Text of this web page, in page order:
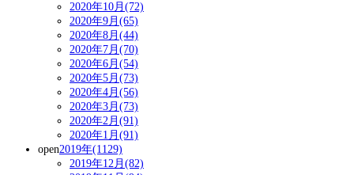
2020年10月(72)
2020年9月(65)
2020年8月(44)
2020年7月(70)
2020年6月(54)
2020年5月(73)
2020年4月(56)
2020年3月(73)
2020年2月(91)
2020年1月(91)
open2019年(1129)
2019年12月(82)